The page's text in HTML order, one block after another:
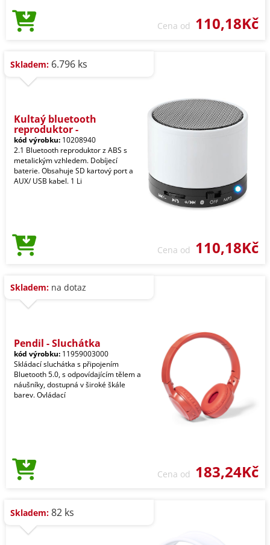
Cena od 110,18Kč
Skladem: 6.796 ks
Kultaý bluetooth
reproduktor -
kód výrobku: 10208940
2.1 Bluetooth reproduktor z ABS s
metalickým vzhledem. Dobíjecí
baterie. Obsahuje SD kartový port a
AUX/ USB kabel. 1 Li
Cena od 110,18Kč
Skladem: na dotaz
Pendil - Sluchátka
kód výrobku: 11959003000
Skládací sluchátka s připojením
Bluetooth 5.0, s odpovídajícím tělem a
náušníky, dostupná v široké škále
barev. Ovládací
Cena od 183,24Kč
Skladem: 82 ks